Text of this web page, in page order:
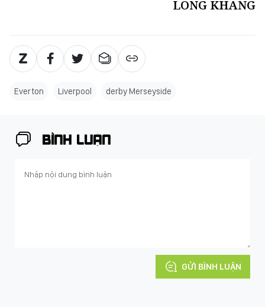
LONG KHANG
Everton Liverpool derby Merseyside
BÌNH LUẬN
GỬI BÌNH LUẬN